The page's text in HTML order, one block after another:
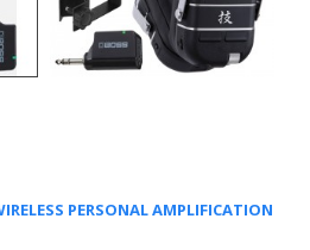
PERSONAL AMPLIFICATION